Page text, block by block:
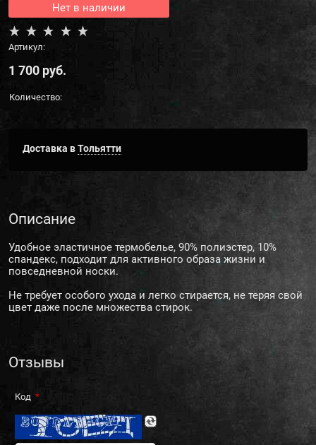
Нет в наличии
Артикул:
1 700 руб.
Количество:
Доставка вТольятти
Описание
Удобное эластичное термобелье, 90% полиэстер, 10%
спандекс, подходит для активного образа жизни и
повседневной носки.
Не требует особого ухода и легко стирается, не теряя свой
цвет даже после множества стирок.
Отзывы
Код